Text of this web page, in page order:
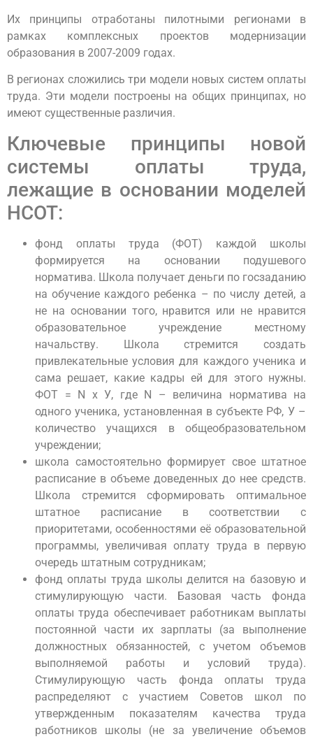
Их принципы отработаны пилотными регионами в
рамках комплексных проектов модернизации
образования в 2007-2009 годах.
В регионах сложились три модели новых систем оплаты
труда. Эти модели построены на общих принципах, но
имеют существенные различия.
Ключевые принципы новой
системы оплаты труда,
лежащие в основании моделей
НСОТ:
фонд оплаты труда (ФОТ) каждой школы
формируется на основании подушевого
норматива. Школа получает деньги по госзаданию
на обучение каждого ребенка – по числу детей, а
не на основании того, нравится или не нравится
образовательное учреждение местному
начальству. Школа стремится создать
привлекательные условия для каждого ученика и
сама решает, какие кадры ей для этого нужны.
ФОТ = N х У, где N – величина норматива на
одного ученика, установленная в субъекте РФ, У –
количество учащихся в общеобразовательном
учреждении;
школа самостоятельно формирует свое штатное
расписание в объеме доведенных до нее средств.
Школа стремится сформировать оптимальное
штатное расписание в соответствии с
приоритетами, особенностями её образовательной
программы, увеличивая оплату труда в первую
очередь штатным сотрудникам;
фонд оплаты труда школы делится на базовую и
стимулирующую части. Базовая часть фонда
оплаты труда обеспечивает работникам выплаты
постоянной части их зарплаты (за выполнение
должностных обязанностей, с учетом объемов
выполняемой работы и условий труда).
Стимулирующую часть фонда оплаты труда
распределяют с участием Советов школ по
утвержденным показателям качества труда
работников школы (не за увеличение объемов